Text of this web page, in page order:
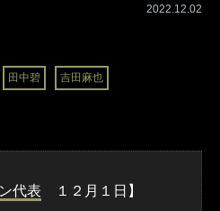
2022.12.02
田中碧 吉田麻也
代表 １２月１日】